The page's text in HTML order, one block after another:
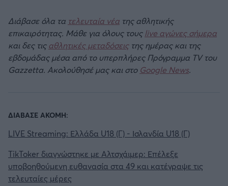
Διάβασε όλα τα τελευταία νέα της αθλητικής
επικαιρότητας. Μάθε για όλους τους live αγώνες σήμερα
και δες τιςαθλητικές μεταδόσειςτης ημέρας και της
εβδομάδας μέσα από το υπερπλήρες Πρόγραμμα TV του
Gazzetta. Ακολούθησέ μας και στο Google News.
ΔΙΑΒΑΣΕ ΑΚΟΜΗ:
LIVE Streaming: Ελλάδα U18 (Γ) - Ισλανδία U18 (Γ)
TikToker διαγνώστηκε με Αλτσχάιμερ: Επέλεξε
υποβοηθούμενη ευθανασία στα 49 και κατέγραψε τις
τελευταίες μέρες